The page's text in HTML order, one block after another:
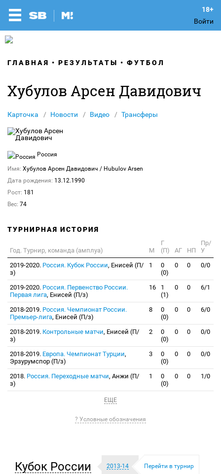
Войти
ГЛАВНАЯ РЕЗУЛЬТАТЫ ФУТБОЛ
Хубулов Арсен Давидович
Карточка Новости Видео Трансферы
Россия
Имя: Хубулов Арсен Давидович / Hubulov Arsen
Дата рождения: 13.12.1990
Рост: 181
Вес: 74
ТУРНИРНАЯ ИСТОРИЯ
Год. Турнир, команда (амплуа) М
Г
(П)
АГ НП
Пр/
У
2019-2020. Россия. Кубок России, Енисей (П/
з)
1
0
(0)
0 0 0/0
2019-2020. Россия. Первенство России.
Первая лига, Енисей (П/з)
16
1
(1)
0 0 6/1
2018-2019. Россия. Чемпионат России.
Премьер-лига, Енисей (П/з)
8
0
(0)
0 0 6/0
2018-2019. Контрольные матчи, Енисей (П/
з)
2
0
(0)
0 0 0/0
2018-2019. Европа. Чемпионат Турции,
Эрзурумспор (П/з)
3
0
(0)
0 0 0/0
2018. Россия. Переходные матчи, Анжи (П/
з)
1
0
(0)
0 0 1/0
ЕЩЕ
? Условные обозначения
Кубок России 2013-14 Перейти в турнир